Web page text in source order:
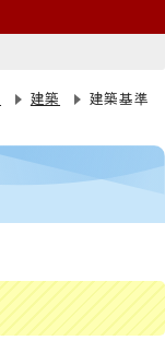
建築
建築基準